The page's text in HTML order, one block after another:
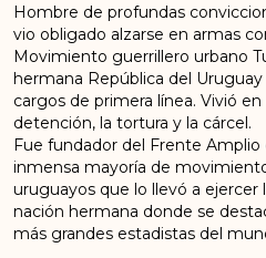
Hombre de profundas
vio obligado alzarse en armas
Movimiento guerrillero urbano
hermana República del
cargos de primera línea. Vivió
detención, la tortura y la cárcel.
Fue fundador del Frente Amplio
inmensa mayoría de
uruguayos que lo llevó a ejercer
nación hermana donde se
más grandes estadistas del